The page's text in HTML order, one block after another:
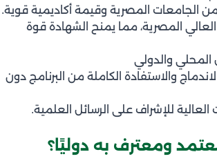
الجامعات المصرية وقيمة أكاديمية قوية.
المصرية، مما يمنح الشهادة قوة
والدولي
والاستفادة الكاملة من البرنامج دون
للإشراف على الرسائل العلمية.
ومعترف به دوليًا؟